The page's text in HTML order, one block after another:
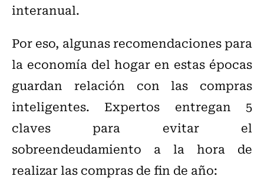
interanual.
Por eso, algunas recomendaciones para
la economía del hogar en estas épocas
guardan relación con las compras
inteligentes. Expertos entregan 5
claves para evitar el
sobreendeudamiento a la hora de
realizar las compras de fin de año: